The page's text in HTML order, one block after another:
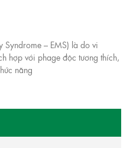
Syndrome – EMS) là do vi
hợp với phage độc tương thích,
năng